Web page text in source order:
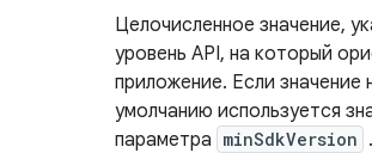
Целочисленное значение,
уровень API, на который
приложение. Если значение
умолчанию используется
параметра minSdkVersion .